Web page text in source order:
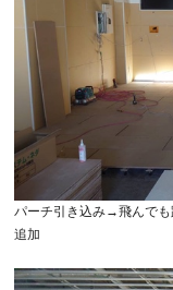
パーチ引き込み→飛んでも
追加